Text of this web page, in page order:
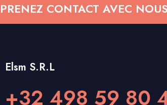
PRENEZ CONTACT AVEC
Elsm S.R.L
+32 498 59 80